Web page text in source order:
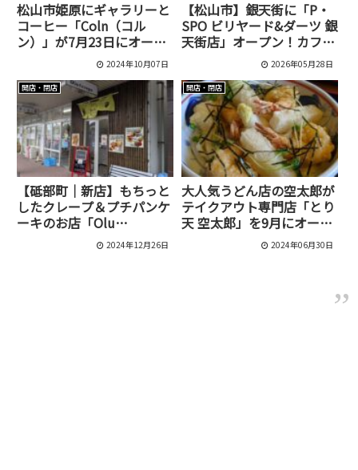
松山市姫原にギャラリーと
コーヒー「Coln（コル
ン）」が7月23日にオープ
2024年10月07日
【松山市】銀天街に「P・
SPO ビリヤード&ダーツ 銀
天街店」オープン！カフェ
スペース併設の新スポット
2026年05月28日
開店・閉店
【砥部町｜新店】もちっと
したクレープ＆プチパンケ
ーキのお店「Olu
crepe（オルクレープ）」
が11月29日にオープン！
2024年12月26日
開店・閉店
大人気うどん店の空太郎が
テイクアウト専門店「とり
天 空太郎」を9月にオープ
ンするようです[松山市/別
2024年06月30日